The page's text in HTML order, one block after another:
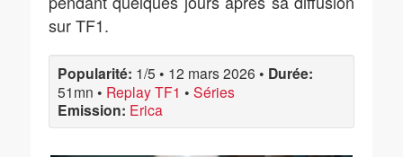
sur TF1.
Popularité: 1/5 • 12 mars 2026 • Durée:
51mn • Replay TF1 • Séries
Emission: Erica